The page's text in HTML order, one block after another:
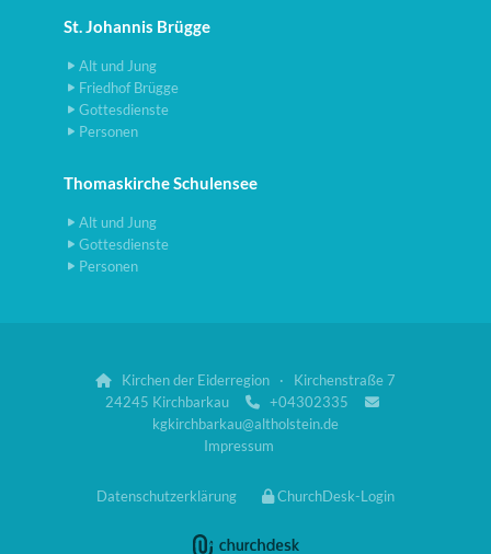
St. Johannis Brügge
Alt und Jung
Friedhof Brügge
Gottesdienste
Personen
Thomaskirche Schulensee
Alt und Jung
Gottesdienste
Personen

Kirchen der Eiderregion · Kirchenstraße 7
24245 Kirchbarkau
 +04302335 
kgkirchbarkau@altholstein.de
Impressum
Datenschutzerklärung ChurchDesk-Login